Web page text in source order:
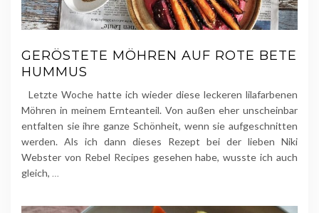
GERÖSTETE MÖHREN AUF ROTE BETE
HUMMUS
Letzte Woche hatte ich wieder diese leckeren lilafarbenen
Möhren in meinem Ernteanteil. Von außen eher unscheinbar
entfalten sie ihre ganze Schönheit, wenn sie aufgeschnitten
werden. Als ich dann dieses Rezept bei der lieben Niki
Webster von Rebel Recipes gesehen habe, wusste ich auch
gleich, …